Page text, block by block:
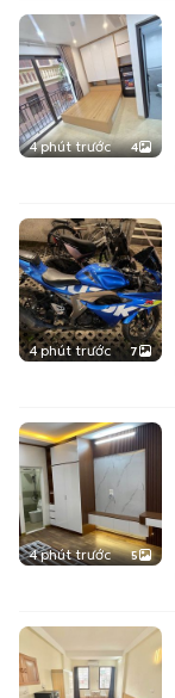
4 phút trước 4
4 phút trước 7
4 phút trước 5